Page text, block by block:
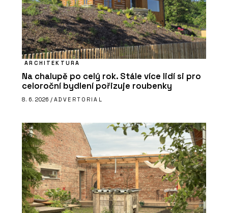
ARCHITEKTURA
Na chalupě po celý rok. Stále více lidí si pro
celoroční bydlení pořizuje roubenky
8. 6. 2026 / ADVERTORIAL